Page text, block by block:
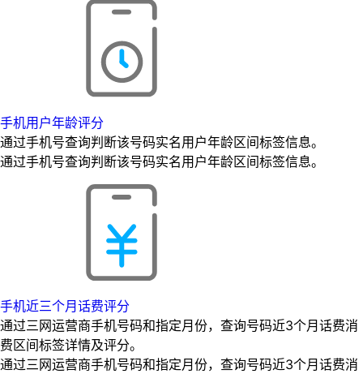
手机用户年龄评分
通过手机号查询判断该号码实名用户年龄区间标签信息。
通过手机号查询判断该号码实名用户年龄区间标签信息。
手机近三个月话费评分
通过三网运营商手机号码和指定月份，查询号码近3个月话费消
费区间标签详情及评分。
通过三网运营商手机号码和指定月份，查询号码近3个月话费消